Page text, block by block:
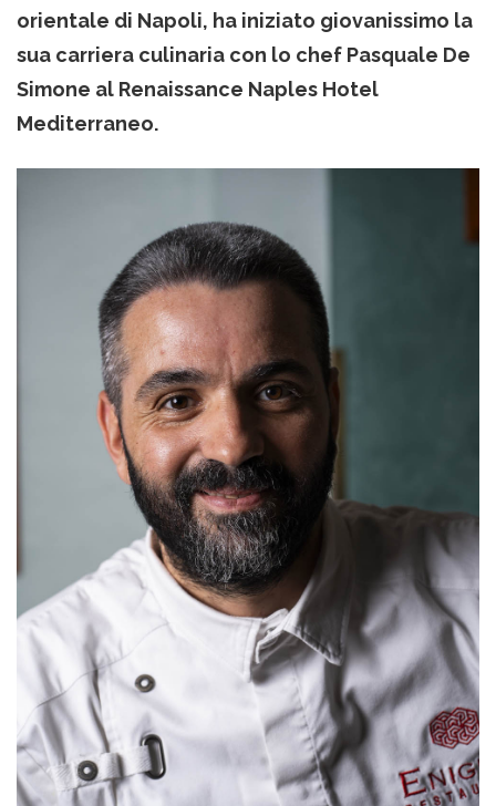
orientale di Napoli, ha iniziato giovanissimo la
sua carriera culinaria con lo chef Pasquale De
Simone al Renaissance Naples Hotel
Mediterraneo.